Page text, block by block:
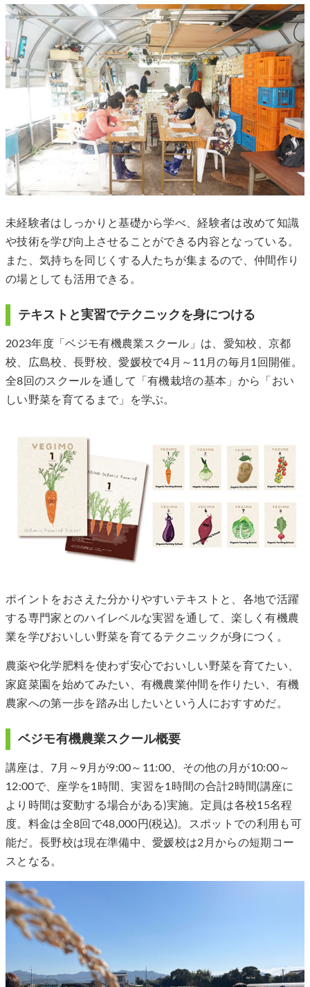
未経験者はしっかりと基礎から学べ、経験者は改めて知識
や技術を学び向上させることができる内容となっている。
また、気持ちを同じくする人たちが集まるので、仲間作り
の場としても活用できる。
テキストと実習でテクニックを身につける
2023年度「ベジモ有機農業スクール」は、愛知校、京都
校、広島校、長野校、愛媛校で4月～11月の毎月1回開催。
全8回のスクールを通して「有機栽培の基本」から「おい
しい野菜を育てるまで」を学ぶ。
ポイントをおさえた分かりやすいテキストと、各地で活躍
する専門家とのハイレベルな実習を通して、楽しく有機農
業を学びおいしい野菜を育てるテクニックが身につく。
農薬や化学肥料を使わず安心でおいしい野菜を育てたい、
家庭菜園を始めてみたい、有機農業仲間を作りたい、有機
農家への第一歩を踏み出したいという人におすすめだ。
ベジモ有機農業スクール概要
講座は、7月～9月が9:00～11:00、その他の月が10:00～
12:00で、座学を1時間、実習を1時間の合計2時間(講座に
より時間は変動する場合がある)実施。定員は各校15名程
度。料金は全8回で48,000円(税込)。スポットでの利用も可
能だ。長野校は現在準備中、愛媛校は2月からの短期コー
スとなる。